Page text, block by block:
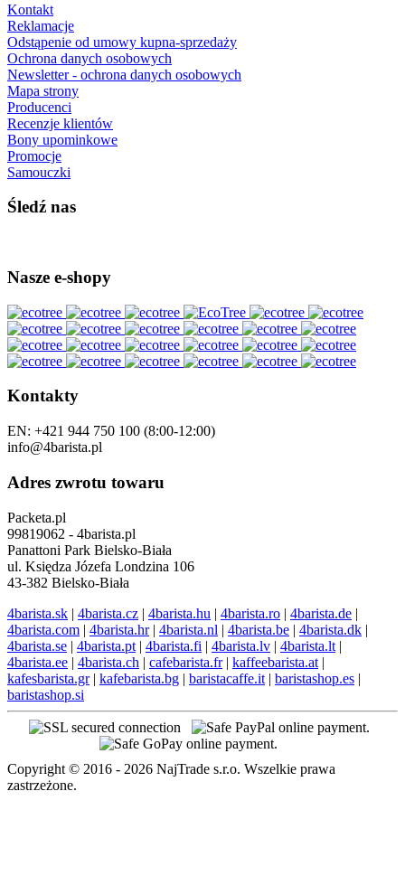
Kontakt
Reklamacje
Odstąpenie od umowy kupna-sprzedaży
Ochrona danych osobowych
Newsletter - ochrona danych osobowych
Mapa strony
Producenci
Recenzje klientów
Bony upominkowe
Promocje
Samouczki
Śledź nas
Nasze e-shopy
Kontakty
EN: +421 944 750 100 (8:00-12:00)
info@4barista.pl
Adres zwrotu towaru
Packeta.pl
99819062 - 4barista.pl
Panattoni Park Bielsko-Biała
ul. Księdza Józefa Londzina 106
43-382 Bielsko-Biała
4barista.sk | 4barista.cz | 4barista.hu | 4barista.ro | 4barista.de |
4barista.com | 4barista.hr| 4barista.nl | 4barista.be | 4barista.dk |
4barista.se | 4barista.pt | 4barista.fi | 4barista.lv | 4barista.lt |
4barista.ee | 4barista.ch | cafebarista.fr| kaffeebarista.at |
kafesbarista.gr| kafebarista.bg | baristacaffe.it | baristashop.es |
baristashop.si
Copyright © 2016 - 2026 NajTrade s.r.o. Wszelkie prawa
zastrzeżone.